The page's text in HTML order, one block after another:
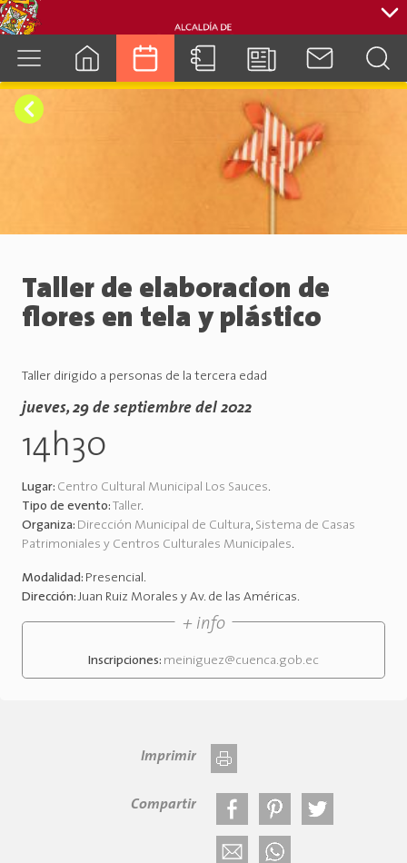
cuenca.gob.ec
Taller de elaboracion de
flores en tela y plástico
Taller dirigido a personas de la tercera edad
jueves, 29 de septiembre del 2022
14h30
Lugar: Centro Cultural Municipal Los Sauces.
Tipo de evento: Taller.
Organiza: Dirección Municipal de Cultura, Sistema de Casas
Patrimoniales y Centros Culturales Municipales.
Modalidad: Presencial.
Dirección:Juan Ruiz Morales y Av. de las Américas.
+ info
Inscripciones: meiniguez@cuenca.gob.ec
Imprimir
Compartir